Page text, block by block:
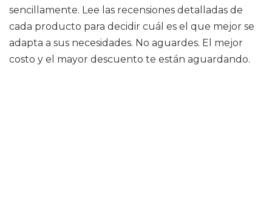
sencillamente. Lee las recensiones detalladas de
cada producto para decidir cuál es el que mejor se
adapta a sus necesidades. No aguardes. El mejor
costo y el mayor descuento te están aguardando.